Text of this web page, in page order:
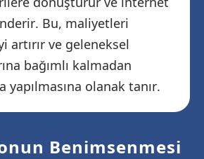
Bu, maliyetleri
artırır ve geleneksel
bağımlı kalmadan
yapılmasına olanak tanır.
Benimsenmesi